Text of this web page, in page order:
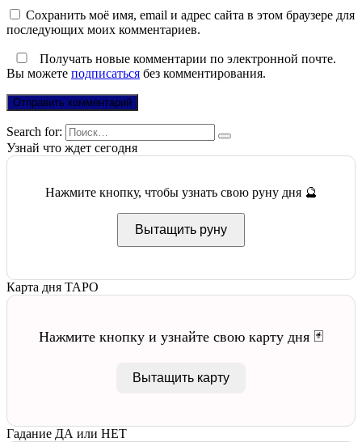
Сохранить моё имя, email и адрес сайта в этом браузере для
последующих моих комментариев.
Получать новые комментарии по электронной почте.
Вы можете подписаться без комментирования.
Search for:
Узнай что ждет сегодня
Нажмите кнопку, чтобы узнать свою руну дня 🔮
Вытащить руну
Карта дня ТАРО
Нажмите кнопку и узнайте свою карту дня 🃏
Вытащить карту
Гадание ДА или НЕТ